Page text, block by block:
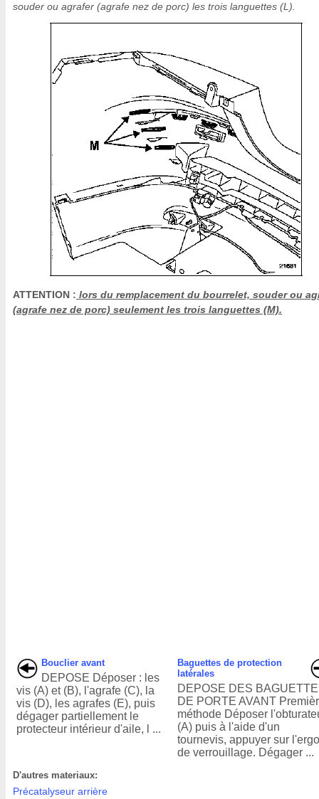
souder ou agrafer (agrafe nez de porc) les trois languettes (L).
ATTENTION : lors du remplacement du bourrelet, souder ou
(agrafe nez de porc) seulement les trois languettes (M).
Bouclier avant
DEPOSE Déposer : les
vis (A) et (B), l'agrafe (C), la
vis (D), les agrafes (E), puis
dégager partiellement le
protecteur intérieur d'aile, l ...
Baguettes de protection
latérales
DEPOSE DES
DE PORTE AVANT
méthode Déposer
(A) puis à l'aide d'un
tournevis, appuyer sur
de verrouillage. Dégager ...
D'autres materiaux:
Précatalyseur arrière